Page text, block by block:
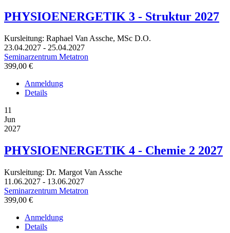
PHYSIOENERGETIK 3 - Struktur 2027
Kursleitung: Raphael Van Assche, MSc D.O.
23.04.2027 - 25.04.2027
Seminarzentrum Metatron
399,00 €
Anmeldung
Details
11
Jun
2027
PHYSIOENERGETIK 4 - Chemie 2 2027
Kursleitung: Dr. Margot Van Assche
11.06.2027 - 13.06.2027
Seminarzentrum Metatron
399,00 €
Anmeldung
Details